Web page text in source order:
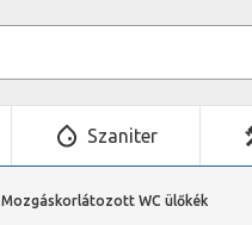
Szaniter
Mozgáskorlátozott WC ülőkék